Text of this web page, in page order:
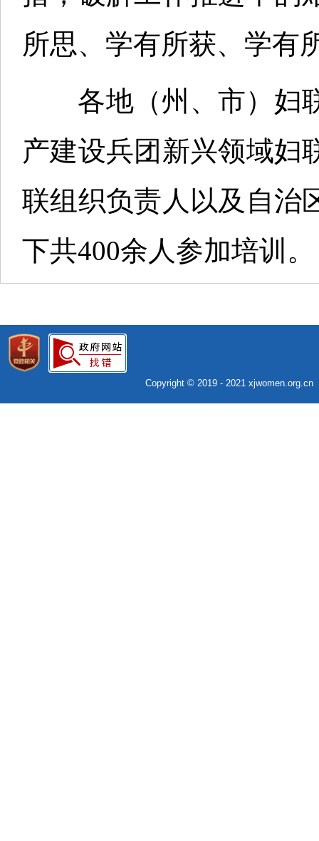
所思、学有所获、学有
各地（州、市）妇联
产建设兵团新兴领域妇
联组织负责人以及自治
下共400余人参加培训
Copyright © 2019 - 2021